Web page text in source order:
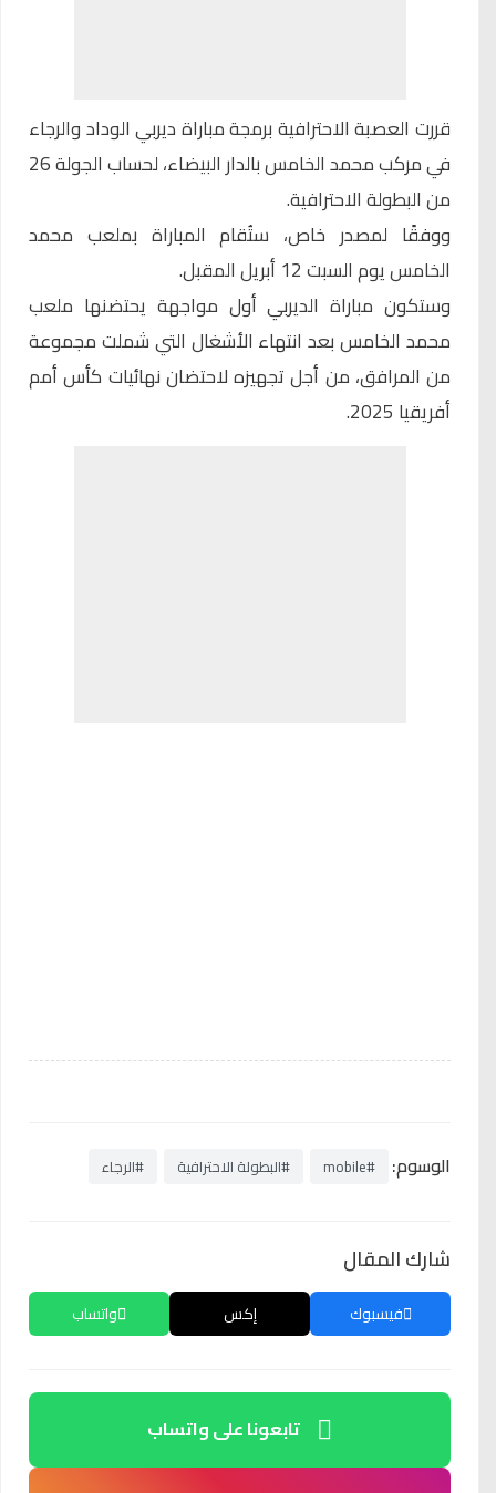
قررت العصبة الاحترافيةبرمجة مباراة ديربي الوداد والرجاء
في مركب محمد الخامس بالدار البيضاء، لحساب الجولة 26
من البطولة الاحترافية.
ووفقًا لمصدر خاص، ستُقام المباراة بملعب محمد
الخامس يوم السبت 12 أبريل المقبل.
وستكون مباراة الديربي أول مواجهة يحتضنها ملعب
محمد الخامس بعد انتهاء الأشغال التي شملت مجموعة
من المرافق، من أجل تجهيزه لاحتضان نهائيات كأس أمم
أفريقيا 2025.
الوسوم: #mobile #البطولة الاحترافية #الرجاء
شارك المقال
فيسبوك إكس واتساب
تابعونا على واتساب